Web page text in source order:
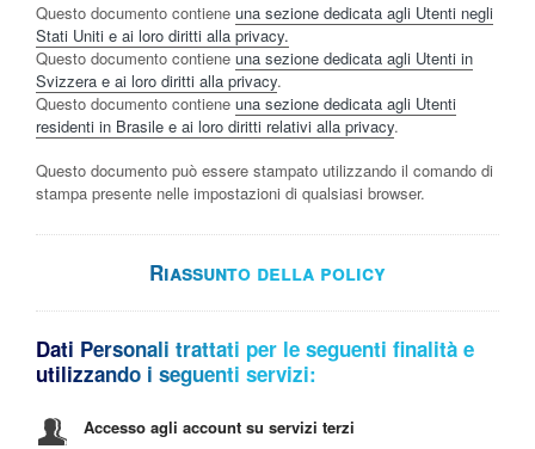
Questo documento contiene una sezione dedicata agli Utenti negli
Stati Uniti e ai loro diritti alla privacy.
Questo documento contiene una sezione dedicata agli Utenti in
Svizzera e ai loro diritti alla privacy.
Questo documento contiene una sezione dedicata agli Utenti
residenti in Brasile e ai loro diritti relativi alla privacy.
Questo documento può essere stampato utilizzando il comando di
stampa presente nelle impostazioni di qualsiasi browser.
Riassunto della policy
Dati Personali trattati per le seguenti finalità e
utilizzando i seguenti servizi:
Accesso agli account su servizi terzi